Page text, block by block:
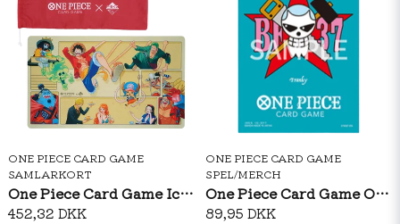
ONE PIECE CARD GAME
SAMLARKORT
One Piece Card Game Ichiban Kuji Playmat
452,32 DKK
ONE PIECE CARD GAME
SPEL/MERCH
One Piece Card Game Official Sleeves: Premium Matte Franky
89,95 DKK